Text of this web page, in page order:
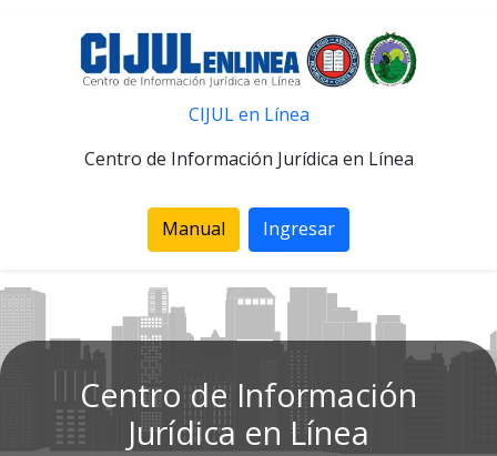
CIJUL en Línea
Centro de Información Jurídica en Línea
Manual Ingresar
Centro de Información
Jurídica en Línea